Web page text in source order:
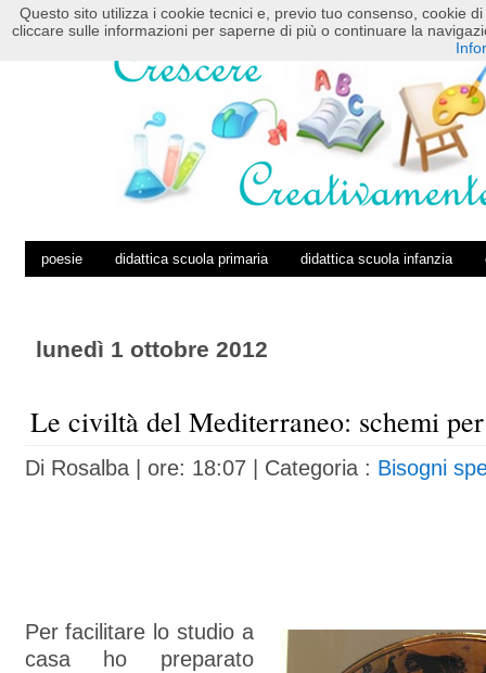
HOME POSTS RSS COMMENTS RSS
poesie didattica scuola primaria didattica scuola infanzia
lunedì 1 ottobre 2012
Le civiltà del Mediterraneo: schemi
Di Rosalba| ore: 18:07 | Categoria : Bisogni
Per facilitare lo studio a
casa ho preparato
Questo sito utilizza i cookie tecnici e, previo tuo consenso, cookie
cliccare sulle informazioni per saperne di più o continuare la